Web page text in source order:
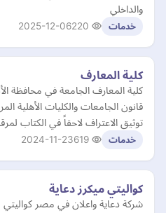
والداخلي
خدمات 2025-12-06
كلية المعارف
توثيق الاعتراف لاحقاً في الكتاب لمرقم
خدمات 2024-11-23
كواليتي ميكرز دعاية
شركة دعاية واعلان في مصر كواليتي